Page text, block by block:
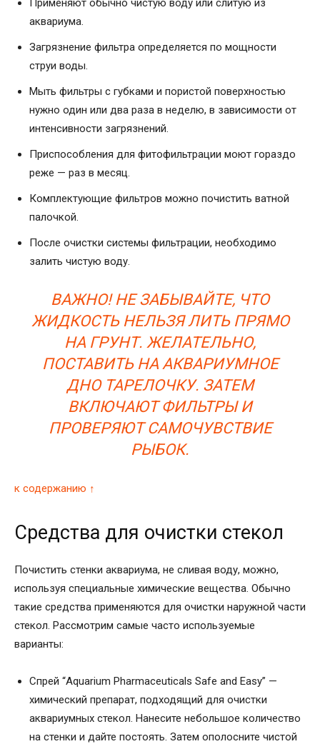
Применяют обычно чистую воду или слитую из
аквариума.
Загрязнение фильтра определяется по мощности
струи воды.
Мыть фильтры с губками и пористой поверхностью
нужно один или два раза в неделю, в зависимости от
интенсивности загрязнений.
Приспособления для фитофильтрации моют гораздо
реже — раз в месяц.
Комплектующие фильтров можно почистить ватной
палочкой.
После очистки системы фильтрации, необходимо
залить чистую воду.
ВАЖНО! НЕ ЗАБЫВАЙТЕ, ЧТО
ЖИДКОСТЬ НЕЛЬЗЯ ЛИТЬ ПРЯМО
НА ГРУНТ. ЖЕЛАТЕЛЬНО,
ПОСТАВИТЬ НА АКВАРИУМНОЕ
ДНО ТАРЕЛОЧКУ. ЗАТЕМ
ВКЛЮЧАЮТ ФИЛЬТРЫ И
ПРОВЕРЯЮТ САМОЧУВСТВИЕ
РЫБОК.
к содержанию ↑
Средства для очистки стекол
Почистить стенки аквариума, не сливая воду, можно,
используя специальные химические вещества. Обычно
такие средства применяются для очистки наружной части
стекол. Рассмотрим самые часто используемые
варианты:
Спрей “Aquarium Pharmaceuticals Safe and Easy” —
химический препарат, подходящий для очистки
аквариумных стекол. Нанесите небольшое количество
на стенки и дайте постоять. Затем ополосните чистой